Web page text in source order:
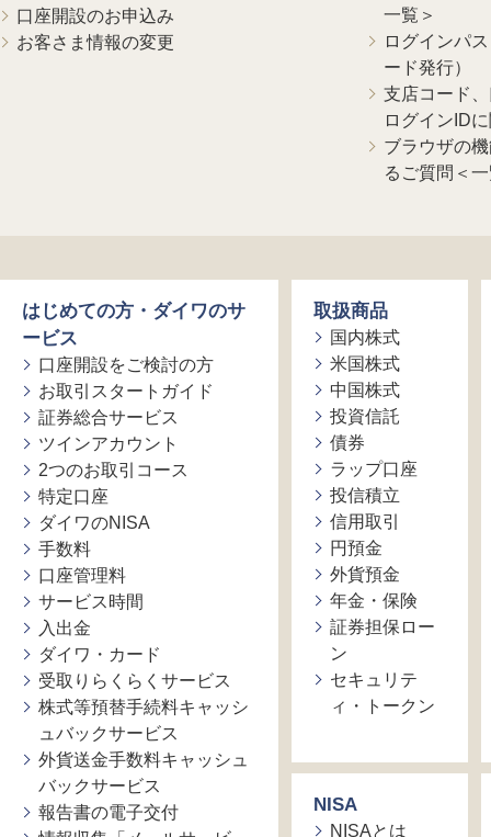
口座開設のお申込み
お客さま情報の変更
一覧＞
ログインパ
ード発行）
支店コード
ログインID
ブラウザの
るご質問＜
はじめての方・ダイワのサ
ービス
口座開設をご検討の方
お取引スタートガイド
証券総合サービス
ツインアカウント
2つのお取引コース
特定口座
ダイワのNISA
手数料
口座管理料
サービス時間
入出金
ダイワ・カード
受取りらくらくサービス
株式等預替手続料キャッシ
ュバックサービス
外貨送金手数料キャッシュ
バックサービス
報告書の電子交付
取扱商品
国内株式
米国株式
中国株式
投資信託
債券
ラップ口座
投信積立
信用取引
円預金
外貨預金
年金・保険
証券担保ロー
ン
セキュリテ
ィ・トークン
NISA
NISAとは